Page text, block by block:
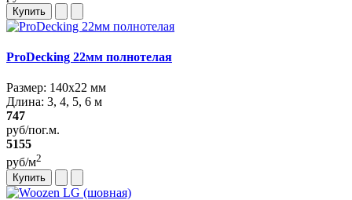
Купить
ProDecking 22мм полнотелая
Размер: 140х22 мм
Длина: 3, 4, 5, 6 м
747
руб/пог.м.
5155
руб/м2
Купить